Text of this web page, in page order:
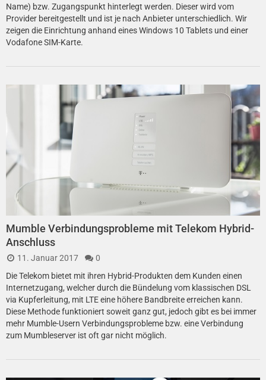
Name) bzw. Zugangspunkt hinterlegt werden. Dieser wird vom
Provider bereitgestellt und ist je nach Anbieter unterschiedlich. Wir
zeigen die Einrichtung anhand eines Windows 10 Tablets und einer
Vodafone SIM-Karte.
Mumble Verbindungsprobleme mit Telekom Hybrid-
Anschluss
11. Januar 2017
0
Die Telekom bietet mit ihren Hybrid-Produkten dem Kunden einen
Internetzugang, welcher durch die Bündelung vom klassischen DSL
via Kupferleitung, mit LTE eine höhere Bandbreite erreichen kann.
Diese Methode funktioniert soweit ganz gut, jedoch gibt es bei immer
mehr Mumble-Usern Verbindungsprobleme bzw. eine Verbindung
zum Mumbleserver ist oft gar nicht möglich.